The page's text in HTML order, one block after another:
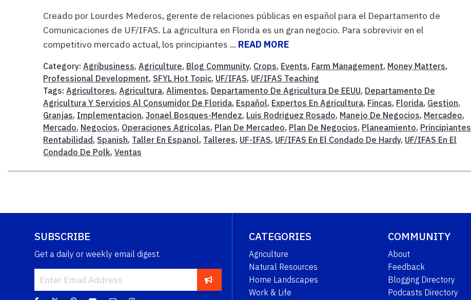
Creado por Lourdes Mederos, gerente de relaciones públicas en español para el Departamento de
Comunicaciones de UF/IFAS. La agricultura en Florida es un gran negocio. Para sobrevivir en el
competitivo mercado actual, los principiantes ... READ MORE
Category:Agribusiness,Agriculture, Blog Community, Crops, Events, Farm Management, Money Matters,
Professional Development, SFYL Hot Topic, UF/IFAS, UF/IFAS Teaching
Tags:Agricultores,Agricultura,Alimentos, Departamento De Agricultura De EEUU, Departamento De
Agricultura Y Servicios Al Consumidor De Florida, Español, Expertos En Agricultura, Fincas, Florida, Gestion,
Granjas, Implementacion,Jonael Bosques-Mendez, Luis Rodriguez Rosado, Manejo De Negocios, Mercadeo,
Mercado, Negocios, Operaciones Agricolas, Plan De Mercadeo, Plan De Negocios, Planeamiento, Principiantes
Rentabilidad, Spanish, Taller En Espanol, Talleres, UF-IFAS, UF/IFAS En El Condado De Hardy, UF/IFAS En El
Condado De Polk,Ventas
SUBSCRIBE
Get a daily or weekly email digest.
CATEGORIES
Agriculture
Natural Resources
Home Landscapes
Work & Life
COMMUNITY
About
Feedback
Blogging Directory
Podcasts Directory